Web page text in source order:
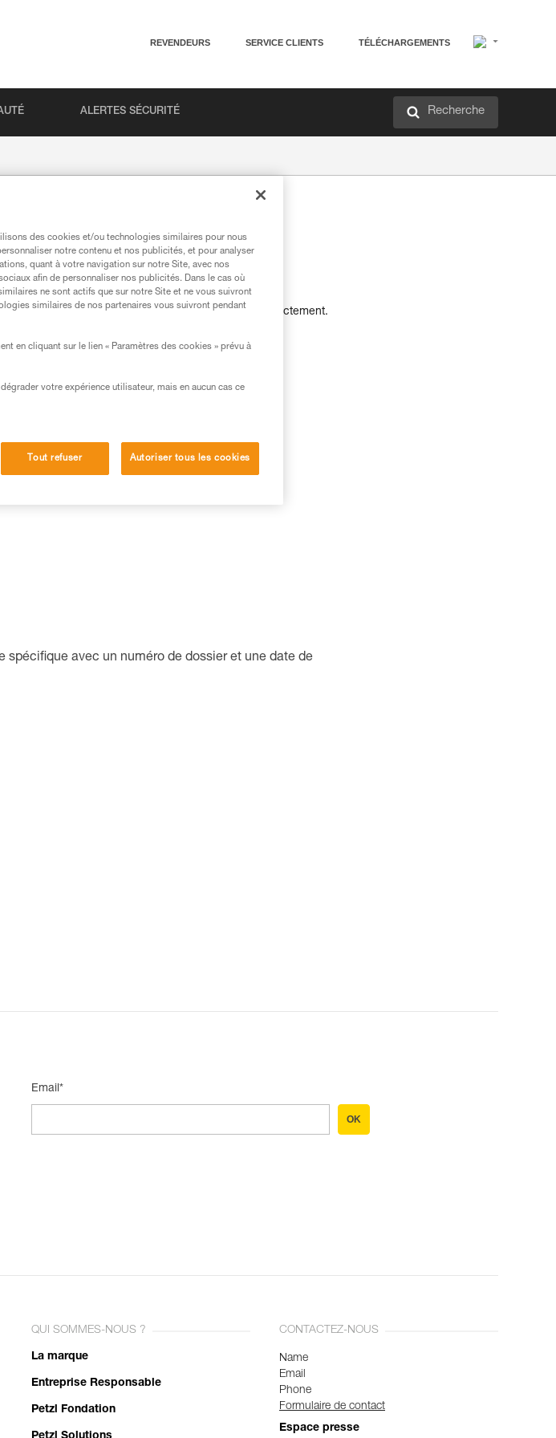
REVENDEURS SERVICE CLIENTS TÉLÉCHARGEMENTS
ALERTES SÉCURITÉ Recherche
Petzl ?
et les détaillants peuvent passer commande directement.
de chez vous.
environnementales de votre produit ?
avec un numéro de dossier et une date de
Email*
OK
QUI SOMMES-NOUS ?
La marque
Entreprise Responsable
Petzl Fondation
CONTACTEZ-NOUS
Name
Email
Phone
Formulaire de contact
Espace presse
des cookies et/ou technologies similaires pour nous
notre contenu et nos publicités, et pour analyser
quant à votre navigation sur notre Site, avec nos
afin de personnaliser nos publicités. Dans le cas où
ne sont actifs que sur notre Site et ne vous suivront
similaires de nos partenaires vous suivront pendant
en cliquant sur le lien « Paramètres des cookies » prévu à
votre expérience utilisateur, mais en aucun cas ce
Tout refuser Autoriser tous les cookies